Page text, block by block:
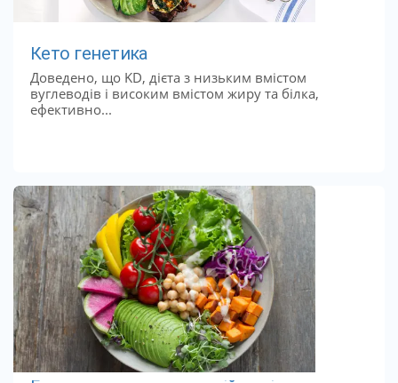
Кето генетика
Доведено, що KD, дієта з низьким вмістом
вуглеводів і високим вмістом жиру та білка,
ефективно...